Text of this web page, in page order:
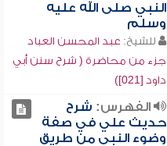
النبي صلى الله عليه
وسلم
للشيخ: عبد المحسن العباد
جزء من محاضرة ( شرح سنن أبي
داود [021])
الفهرس: شرح
حديث علي في صفة
وضوء النبي من طريق